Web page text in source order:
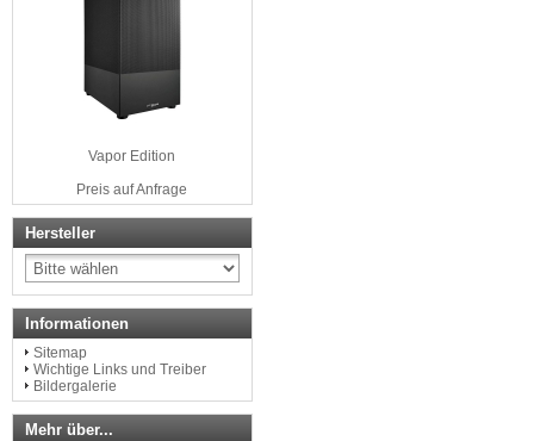
Vapor Edition
Preis auf Anfrage
Hersteller
Informationen
Sitemap
Wichtige Links und Treiber
Bildergalerie
Mehr über...